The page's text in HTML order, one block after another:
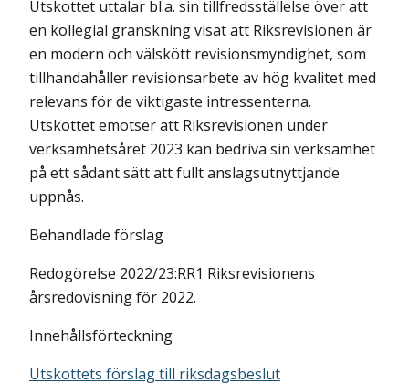
Utskottet uttalar bl.a. sin tillfredsställelse över att
en kollegial granskning visat att Riksrevisionen är
en modern och välskött revisionsmyndighet, som
tillhandahåller revisionsarbete av hög kvalitet med
relevans för de viktigaste intressenterna.
Utskottet emotser att Riksrevisionen under
verksamhetsåret 2023 kan bedriva sin verksamhet
på ett sådant sätt att fullt anslagsutnyttjande
uppnås.
Behandlade förslag
Redogörelse 2022/23:RR1 Riksrevisionens
årsredovisning för 2022.
Innehållsförteckning
Utskottets förslag till riksdagsbeslut